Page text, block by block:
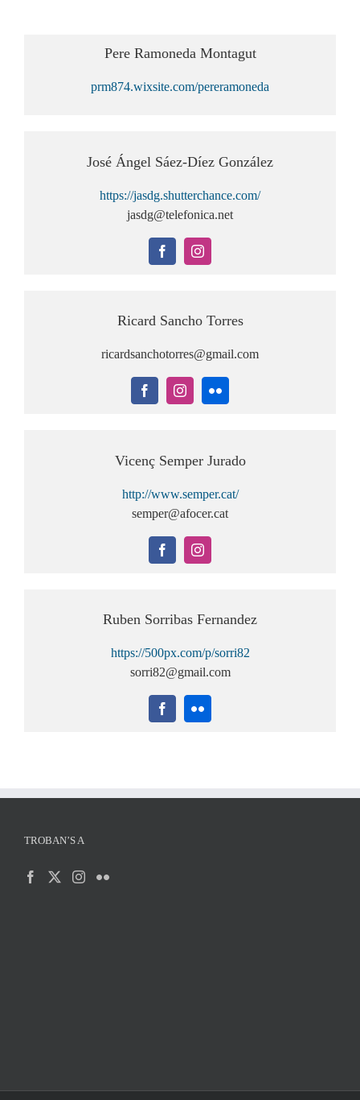
Pere Ramoneda Montagut
prm874.wixsite.com/pereramoneda
José Ángel Sáez-Díez González
https://jasdg.shutterchance.com/
jasdg@telefonica.net
Ricard Sancho Torres
ricardsanchotorres@gmail.com
Vicenç Semper Jurado
http://www.semper.cat/
semper@afocer.cat
Ruben Sorribas Fernandez
https://500px.com/p/sorri82
sorri82@gmail.com
TROBAN’S A